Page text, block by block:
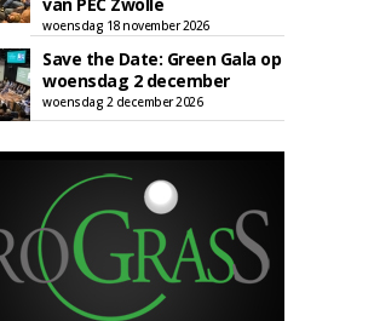
woensdag 18 november 2026
Save the Date: Green Gala op
woensdag 2 december
woensdag 2 december 2026